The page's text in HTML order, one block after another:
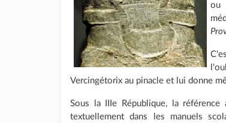
ou
Vercingétorix au pinacle et lui donne
Sous la IIIe République, la
textuellement dans les manuels